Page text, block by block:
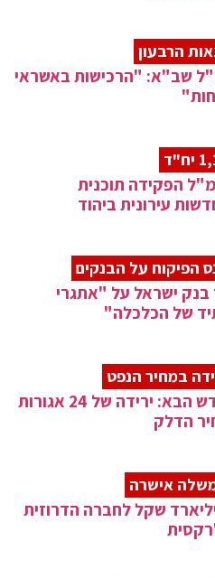
הרבעון
שב"א: "הרכישות באשראי
הפקידה תוכנית
עירונית ביהוד
הפיקוח על הבנקים
בנק ישראל על "אתגרי
של הכלכלה"
במחיר הנפט
בחודש הבא: ירידה של 24 אגורות
הדלק
אישרה
שקל לחברה הדרוזית